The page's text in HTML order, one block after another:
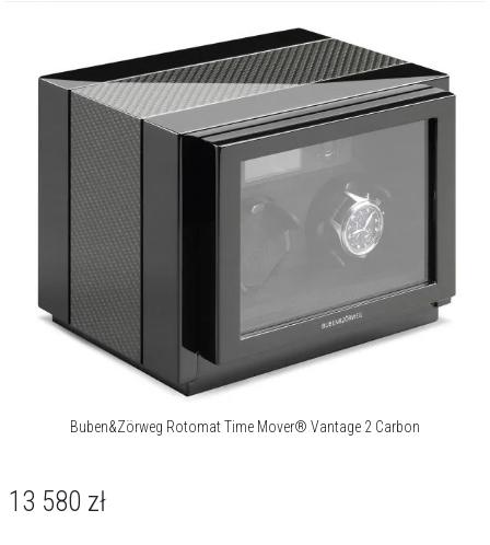
Buben&Zörweg Rotomat Time Mover® Vantage 2 Carbon
13 580 zł